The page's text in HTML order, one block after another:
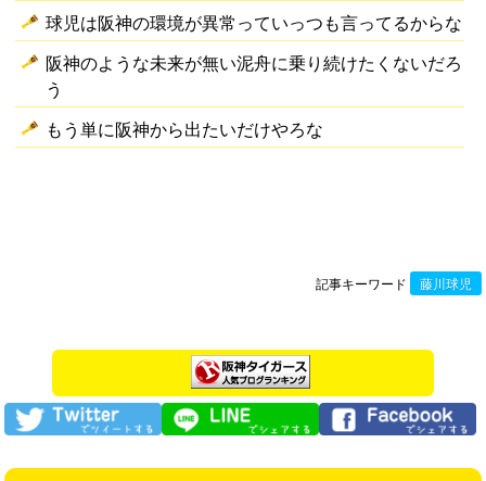
球児は阪神の環境が異常っていっつも言ってるからな
阪神のような未来が無い泥舟に乗り続けたくないだろ
う
もう単に阪神から出たいだけやろな
記事キーワード 藤川球児